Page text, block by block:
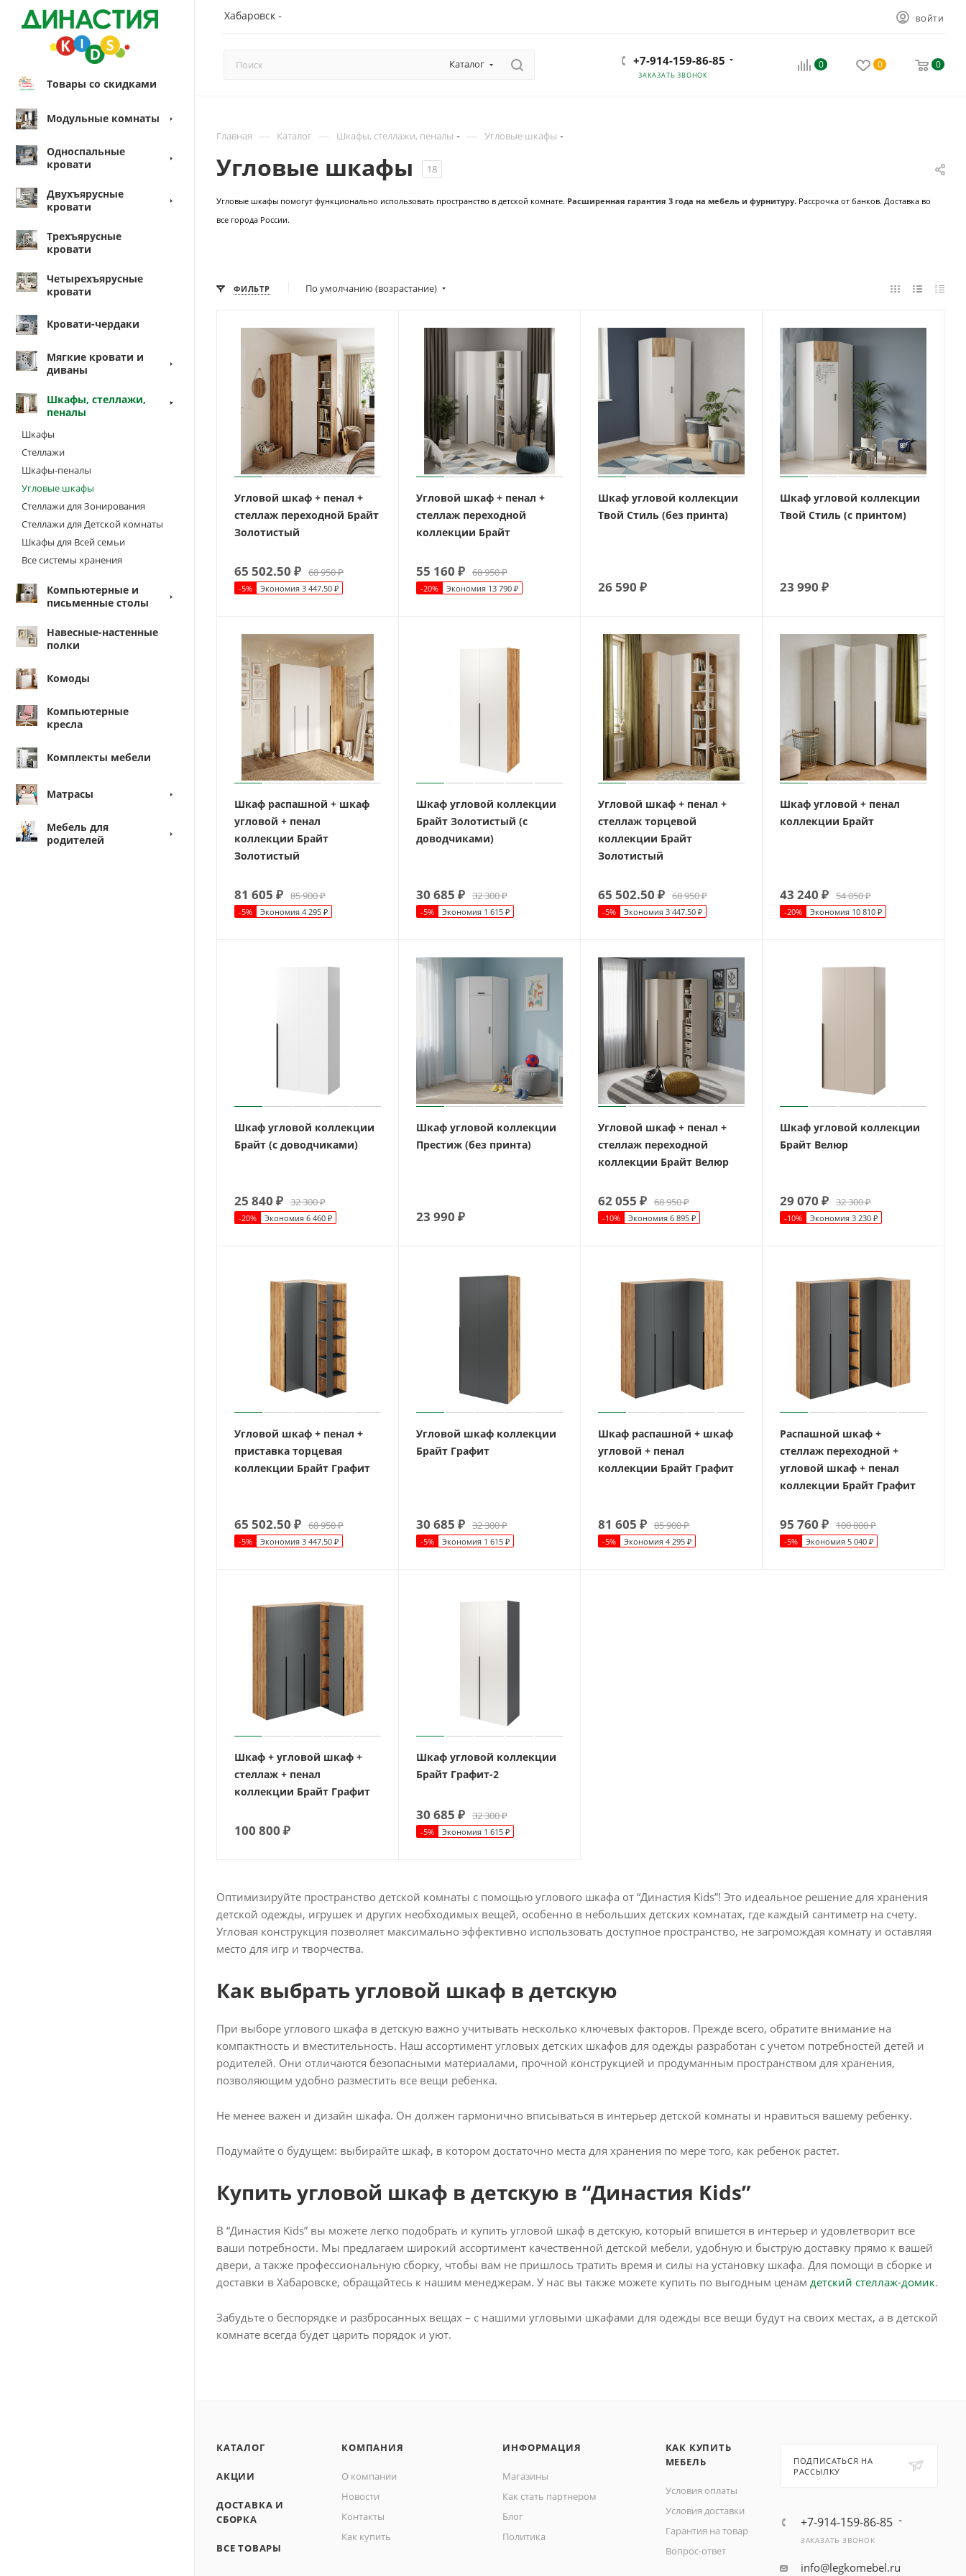
Хабаровск ВОЙТИ
Каталог +7-914-159-86-85
ЗАКАЗАТЬ ЗВОНОК
0 0 0
Товары со скидками
Модульные комнаты
Односпальные
кровати
Двухъярусные
кровати
Трехъярусные
кровати
Четырехъярусные
кровати
Кровати-чердаки
Мягкие кровати и
диваны
Шкафы, стеллажи,
пеналы
Шкафы
Стеллажи
Шкафы-пеналы
Угловые шкафы
Стеллажи для Зонирования
Стеллажи для Детской комнаты
Шкафы для Всей семьи
Все системы хранения
Компьютерные и
письменные столы
Навесные-настенные
полки
Комоды
Компьютерные
кресла
Комплекты мебели
Матрасы
Мебель для
родителей
Главная — Каталог — Шкафы, стеллажи, пеналы — Угловые шкафы
Угловые шкафы 18
Угловые шкафы помогут функционально использовать пространство в детской комнате. Расширенная гарантия 3 года на мебель и фурнитуру. Рассрочка от банков. Доставка во
все города России.
ФИЛЬТР По умолчанию (возрастание)
Угловой шкаф + пенал +
стеллаж переходной Брайт
Золотистый
65 502.50 ₽ 68 950₽
-5% Экономия 3 447.50 ₽
Угловой шкаф + пенал +
стеллаж переходной
коллекции Брайт
55 160 ₽ 68 950₽
-20% Экономия 13 790 ₽
Шкаф угловой коллекции
Твой Стиль (без принта)
26 590 ₽
Шкаф угловой коллекции
Твой Стиль (с принтом)
23 990 ₽
Шкаф распашной + шкаф
угловой + пенал
коллекции Брайт
Золотистый
81 605 ₽ 85 900₽
-5% Экономия 4 295 ₽
Шкаф угловой коллекции
Брайт Золотистый (с
доводчиками)
30 685 ₽ 32 300₽
-5% Экономия 1 615 ₽
Угловой шкаф + пенал +
стеллаж торцевой
коллекции Брайт
Золотистый
65 502.50 ₽ 68 950₽
-5% Экономия 3 447.50 ₽
Шкаф угловой + пенал
коллекции Брайт
43 240 ₽ 54 050₽
-20% Экономия 10 810 ₽
Шкаф угловой коллекции
Брайт (с доводчиками)
25 840 ₽ 32 300₽
-20% Экономия 6 460 ₽
Шкаф угловой коллекции
Престиж (без принта)
23 990 ₽
Угловой шкаф + пенал +
стеллаж переходной
коллекции Брайт Велюр
62 055 ₽ 68 950₽
-10% Экономия 6 895 ₽
Шкаф угловой коллекции
Брайт Велюр
29 070 ₽ 32 300₽
-10% Экономия 3 230 ₽
Угловой шкаф + пенал +
приставка торцевая
коллекции Брайт Графит
65 502.50 ₽ 68 950₽
-5% Экономия 3 447.50 ₽
Угловой шкаф коллекции
Брайт Графит
30 685 ₽ 32 300₽
-5% Экономия 1 615 ₽
Шкаф распашной + шкаф
угловой + пенал
коллекции Брайт Графит
81 605 ₽ 85 900₽
-5% Экономия 4 295 ₽
Распашной шкаф +
стеллаж переходной +
угловой шкаф + пенал
коллекции Брайт Графит
95 760 ₽ 100 800₽
-5% Экономия 5 040 ₽
Шкаф + угловой шкаф +
стеллаж + пенал
коллекции Брайт Графит
100 800 ₽
Шкаф угловой коллекции
Брайт Графит-2
30 685 ₽ 32 300₽
-5% Экономия 1 615 ₽
Оптимизируйте пространство детской комнаты с помощью углового шкафа от “Династия Kids”! Это идеальное решение для хранения
детской одежды, игрушек и других необходимых вещей, особенно в небольших детских комнатах, где каждый сантиметр на счету.
Угловая конструкция позволяет максимально эффективно использовать доступное пространство, не загромождая комнату и оставляя
место для игр и творчества.
Как выбрать угловой шкаф в детскую
При выборе углового шкафа в детскую важно учитывать несколько ключевых факторов. Прежде всего, обратите внимание на
компактность и вместительность. Наш ассортимент угловых детских шкафов для одежды разработан с учетом потребностей детей и
родителей. Они отличаются безопасными материалами, прочной конструкцией и продуманным пространством для хранения,
позволяющим удобно разместить все вещи ребенка.
Не менее важен и дизайн шкафа. Он должен гармонично вписываться в интерьер детской комнаты и нравиться вашему ребенку.
Подумайте о будущем: выбирайте шкаф, в котором достаточно места для хранения по мере того, как ребенок растет.
Купить угловой шкаф в детскую в “Династия Kids”
В “Династия Kids” вы можете легко подобрать и купить угловой шкаф в детскую, который впишется в интерьер и удовлетворит все
ваши потребности. Мы предлагаем широкий ассортимент качественной детской мебели, удобную и быструю доставку прямо к вашей
двери, а также профессиональную сборку, чтобы вам не пришлось тратить время и силы на установку шкафа. Для помощи в сборке и
доставки в Хабаровске, обращайтесь к нашим менеджерам. У нас вы также можете купить по выгодным ценам детский стеллаж-домик.
Забудьте о беспорядке и разбросанных вещах – с нашими угловыми шкафами для одежды все вещи будут на своих местах, а в детской
комнате всегда будет царить порядок и уют.
КАТАЛОГ
АКЦИИ
ДОСТАВКА И
СБОРКА
ВСЕ ТОВАРЫ
КОМПАНИЯ
О компании
Новости
Контакты
Как купить
ИНФОРМАЦИЯ
Магазины
Как стать партнером
Блог
Политика
КАК КУПИТЬ
МЕБЕЛЬ
Условия оплаты
Условия доставки
Гарантия на товар
Вопрос-ответ
ПОДПИСАТЬСЯ НА
РАССЫЛКУ
+7-914-159-86-85
ЗАКАЗАТЬ ЗВОНОК
info@legkomebel.ru